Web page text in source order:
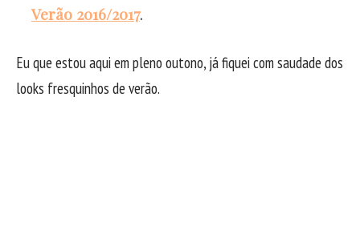
Verão 2016/2017.
Eu que estou aqui em pleno outono, já fiquei com saudade dos
looks fresquinhos de verão.